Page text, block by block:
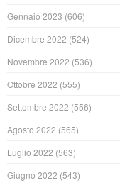
Gennaio 2023 (606)
Dicembre 2022 (524)
Novembre 2022 (536)
Ottobre 2022 (555)
Settembre 2022 (556)
Agosto 2022 (565)
Luglio 2022 (563)
Giugno 2022 (543)